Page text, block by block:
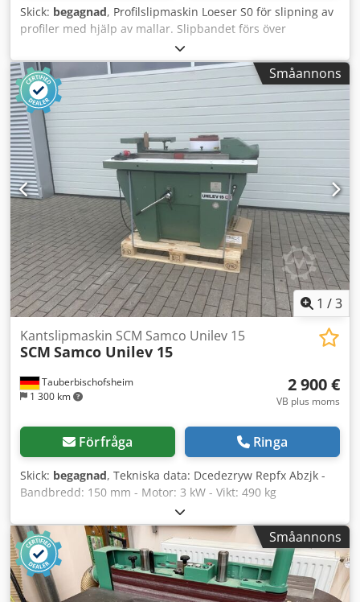
Skick: begagnad, Profilslipmaskin Loeser S0 för slipning av
profiler med hjälp av mallar. Slipbandet förs över
profilen/mallen, vilket överför formen till trästycket som
matas manuellt genom maskinen. Dedpfxezryxbs Abzsck
Tekniska data: - Arbetsstyckets mått (längd x bredd x höjd)
max. ca: 500 x 300 x 100 mm - Motor, vardera ca: 2 kW
Småannons
1 /3
Tauberbischofsheim
1 300 km
Kantslipmaskin SCM Samco Unilev 15
SCM Samco Unilev 15
2 900 €
VB plus moms
Förfråga Ringa
Skick: begagnad, Tekniska data: Dcedezryw Repfx Abzjk -
Bandbredd: 150 mm - Motor: 3 kW - Vikt: 490 kg
Småannons